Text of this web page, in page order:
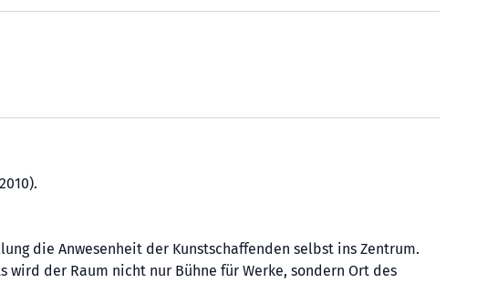
die Anwesenheit der Kunstschaffenden selbst ins Zentrum.
wird der Raum nicht nur Bühne für Werke, sondern Ort des